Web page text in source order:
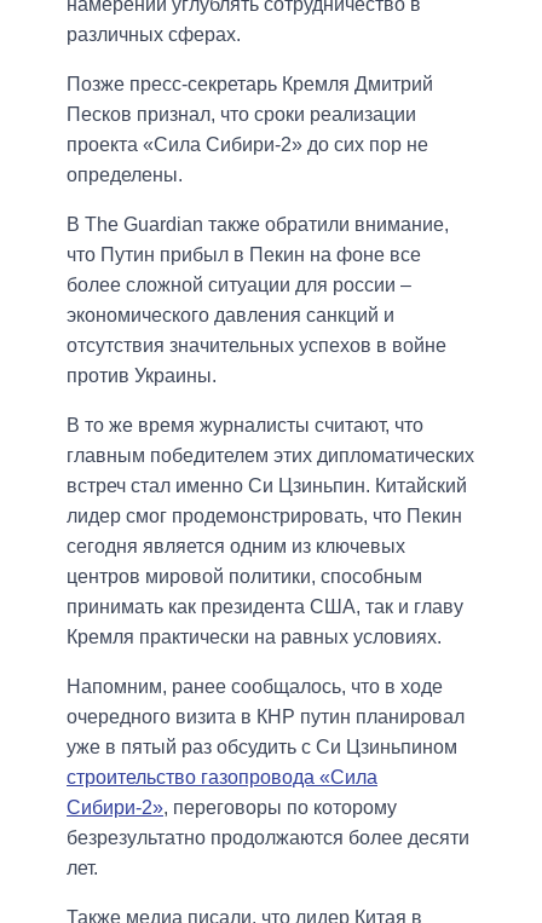
различных сферах.
Позже пресс-секретарь Кремля Дмитрий
Песков признал, что сроки реализации
проекта «Сила Сибири-2» до сих пор не
определены.
В The Guardian также обратили внимание,
что Путин прибыл в Пекин на фоне все
более сложной ситуации для россии –
экономического давления санкций и
отсутствия значительных успехов в войне
против Украины.
В то же время журналисты считают, что
главным победителем этих дипломатических
встреч стал именно Си Цзиньпин. Китайский
лидер смог продемонстрировать, что Пекин
сегодня является одним из ключевых
центров мировой политики, способным
принимать как президента США, так и главу
Кремля практически на равных условиях.
Напомним, ранее сообщалось, что в ходе
очередного визита в КНР путин планировал
уже в пятый раз обсудить с Си Цзиньпином
строительство газопровода «Сила
Сибири-2», переговоры по которому
безрезультатно продолжаются более десяти
лет.
Также медиа писали, что лидер Китая в